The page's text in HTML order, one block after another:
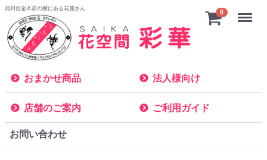
旭川信金本店の横にある花屋さん
0
おまかせ商品 法人様向け
店舗のご案内 ご利用ガイド
Menu
お問い合わせ